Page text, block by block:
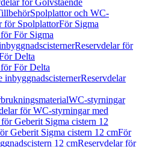
för Golvstående
Spolplattor och WC-
för SpolplattorFör Sigma
För Sigma
Reservdelar för
Delta
För Delta
inbyggnadscisternerReservdelar
WC-styrningar
för WC-styrningar med
Geberit Sigma cistern 12
Geberit Sigma cistern 12 cmFör
12 cmReservdelar för